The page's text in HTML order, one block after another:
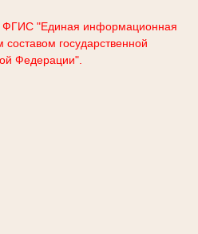
ФГИС "Единая информационная
государственной
Федерации".